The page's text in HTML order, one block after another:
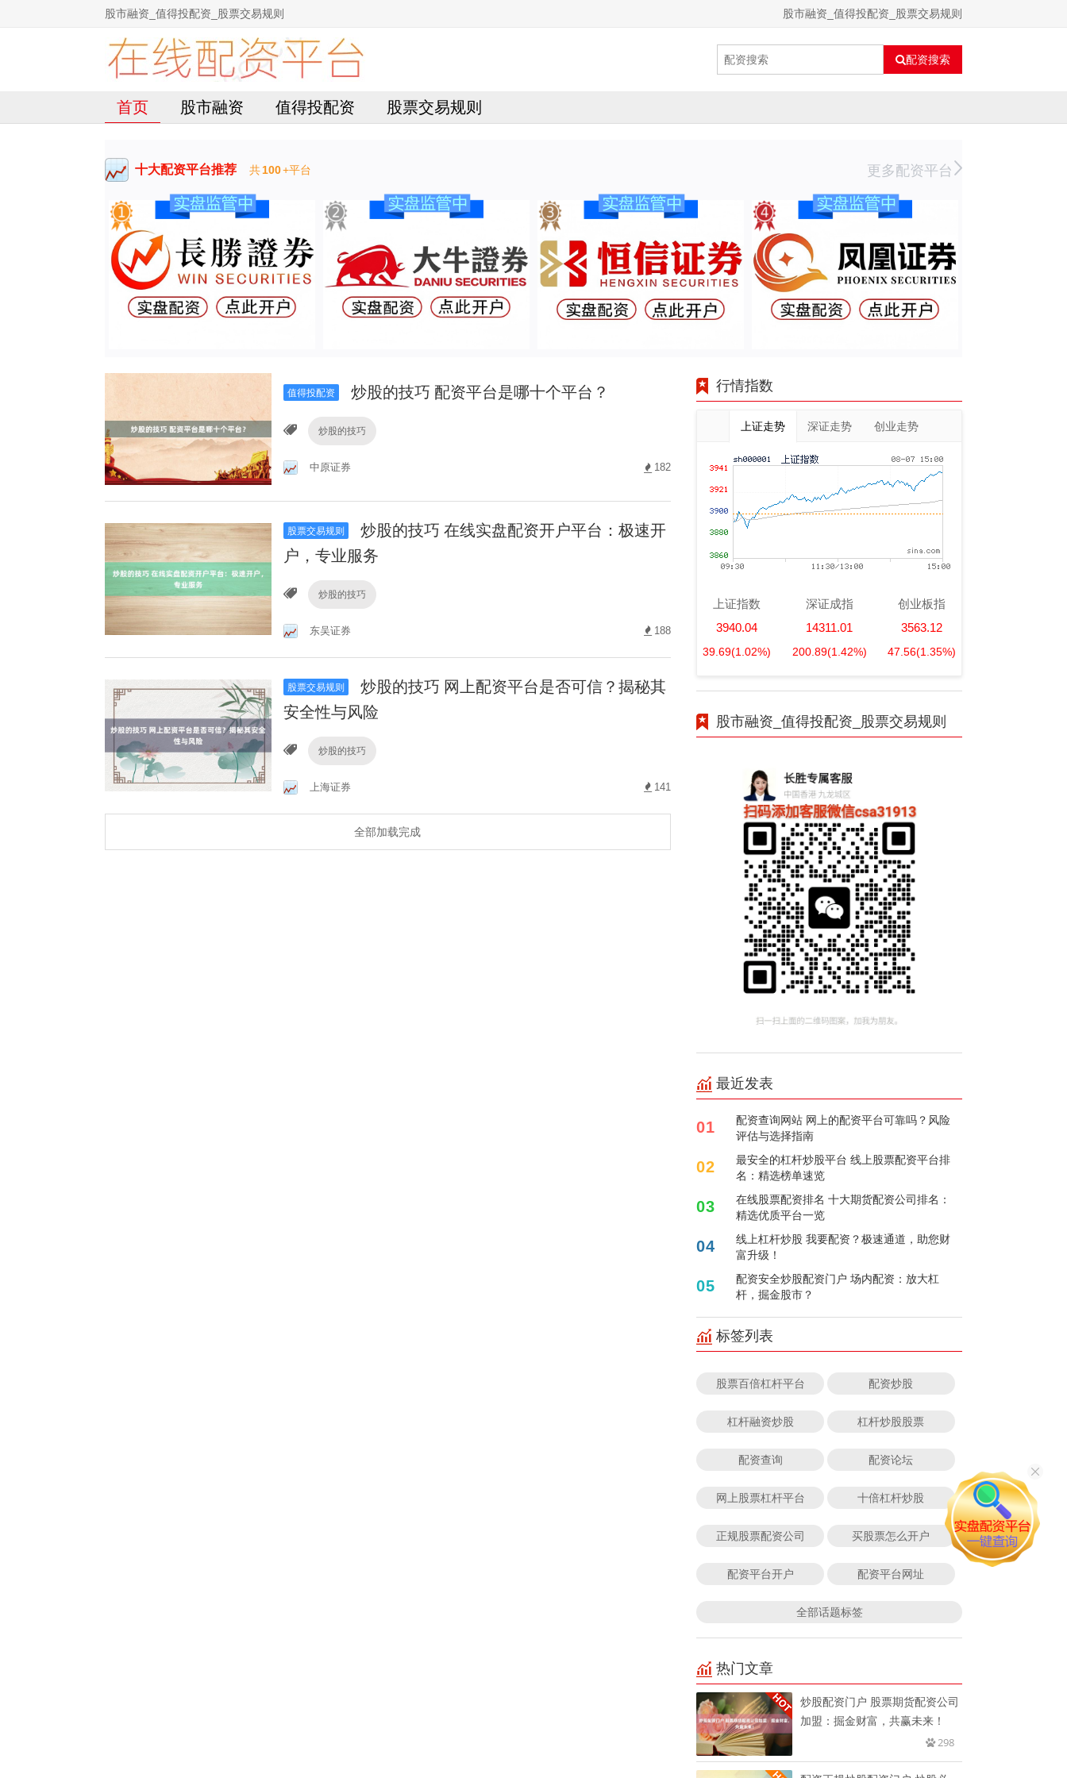
股市融资_值得投配资_股票交易规则 股市融资_值得投配资_股票交易规则
配资搜索
首页 股市融资 值得投配资 股票交易规则
十大配资平台推荐 共100+平台 更多配资平台
值得投配资 炒股的技巧 配资平台是哪十个平台？
炒股的技巧
中原证券 182
股票交易规则
炒股的技巧 在线实盘配资开户平台：极速开
户，专业服务
炒股的技巧
东吴证券 188
股票交易规则
炒股的技巧 网上配资平台是否可信？揭秘其
安全性与风险
炒股的技巧
上海证券 141
全部加载完成
行情指数
上证走势 深证走势 创业走势
上证指数
3940.04
39.69(1.02%)
深证成指
14311.01
200.89(1.42%)
创业板指
3563.12
47.56(1.35%)
股市融资_值得投配资_股票交易规则
最近发表
01
配资查询网站 网上的配资平台可靠吗？风险
评估与选择指南
02
最安全的杠杆炒股平台 线上股票配资平台排
名：精选榜单速览
03
在线股票配资排名 十大期货配资公司排名：
精选优质平台一览
04
线上杠杆炒股 我要配资？极速通道，助您财
富升级！
05
配资安全炒股配资门户 场内配资：放大杠
杆，掘金股市？
标签列表
股票百倍杠杆平台 配资炒股
杠杆融资炒股 杠杆炒股股票
配资查询 配资论坛
网上股票杠杆平台 十倍杠杆炒股
正规股票配资公司 买股票怎么开户
配资平台开户 配资平台网址
全部话题标签
热门文章
炒股配资门户 股票期货配资公司
加盟：掘金财富，共赢未来！
298